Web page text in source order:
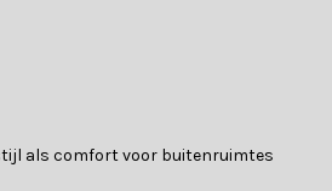
als comfort voor buitenruimtes